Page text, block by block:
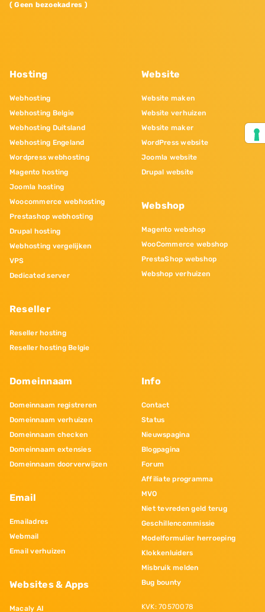
( Geen bezoekadres )
Hosting
Webhosting
Webhosting Belgie
Webhosting Duitsland
Webhosting Engeland
Wordpress webhosting
Magento hosting
Joomla hosting
Woocommerce webhosting
Prestashop webhosting
Drupal hosting
Webhosting vergelijken
VPS
Dedicated server
Reseller
Reseller hosting
Reseller hosting Belgie
Website
Website maken
Website verhuizen
Website maker
WordPress website
Joomla website
Drupal website
Webshop
Magento webshop
WooCommerce webshop
PrestaShop webshop
Webshop verhuizen
Domeinnaam
Domeinnaam registreren
Domeinnaam verhuizen
Domeinnaam checken
Domeinnaam extensies
Domeinnaam doorverwijzen
Email
Emailadres
Webmail
Email verhuizen
Websites & Apps
Macaly AI
Info
Contact
Status
Nieuwspagina
Blogpagina
Forum
Affiliate programma
MVO
Niet tevreden geld terug
Geschillencommissie
Modelformulier herroeping
Klokkenluiders
Misbruik melden
Bug bounty
KVK: 70570078